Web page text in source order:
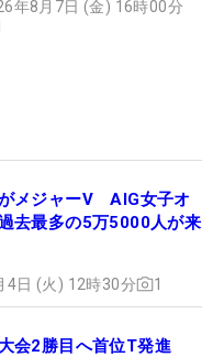
年8月7日 (金) 16時00分
メジャーV AIG女子オ
去最多の5万5000人が来
4日 (火) 12時30分 1
会2勝目へ首位T発進